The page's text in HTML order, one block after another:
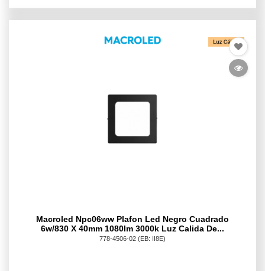
Macroled Npc06ww Plafon Led Negro Cuadrado
6w/830 X 40mm 1080lm 3000k Luz Calida De...
778-4506-02 (EB: II8E)